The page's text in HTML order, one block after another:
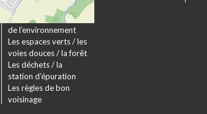
La Charte
Les actions en faveur
de l’environnement
Les espaces verts / les
voies douces / la forêt
Les déchets / la
station d’épuration
Les règles de bon
voisinage